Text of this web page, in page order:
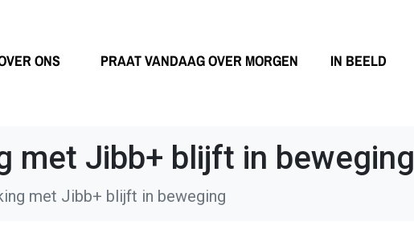
ONS PRAAT VANDAAG OVER MORGEN IN BEELD
met Jibb+ blijft in beweging
met Jibb+ blijft in beweging